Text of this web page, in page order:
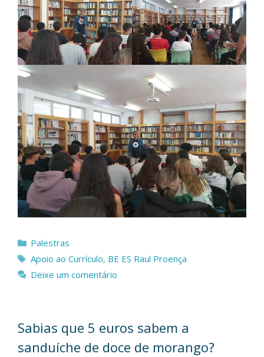
Categorias
Palestras
Etiquetas
Apoio ao Currículo, BE ES Raul Proença
Deixe um comentário
Sabias que 5 euros sabem a
sanduíche de doce de morango?